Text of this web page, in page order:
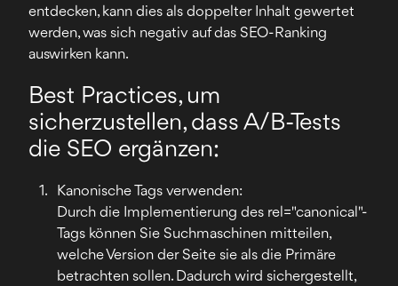
entdecken, kann dies als doppelter Inhalt gewertet
werden, was sich negativ auf das SEO-Ranking
auswirken kann.
Best Practices, um
sicherzustellen, dass A/B-Tests
die SEO ergänzen:
Kanonische Tags verwenden:
Durch die Implementierung des rel="canonical"-
Tags können Sie Suchmaschinen mitteilen,
welche Version der Seite sie als die Primäre
betrachten sollen. Dadurch wird sichergestellt,